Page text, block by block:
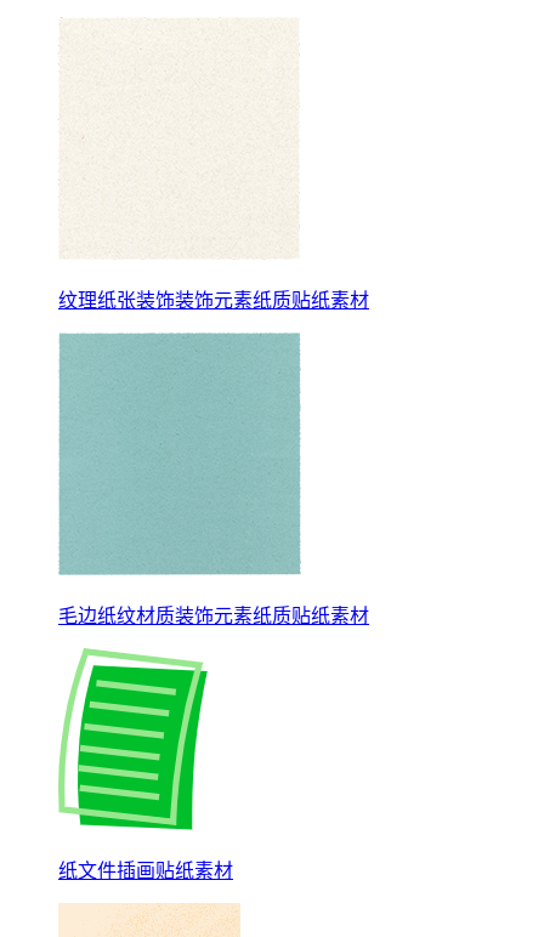
纹理纸张装饰装饰元素纸质贴纸素材
毛边纸纹材质装饰元素纸质贴纸素材
纸文件插画贴纸素材